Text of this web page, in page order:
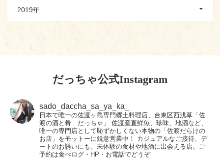
2019年
だっちゃ公式Instagram
sado_daccha_sa_ya_ka_
日本で唯一の佐渡ヶ島専門郷土料理店、台東区西浅草「佐
渡の酒と肴 だっちゃ」
佐渡産直鮮魚、珍味、地酒など、
唯一の専門店として恥ずかしくない本物の「佐渡だらけの
お店」をモットーに鋭意営業中！
カジュアルなご接待、デ
ートのお誘いにも。未体験の食材や地酒に出会える店。ご
予約は食べログ・HP・お電話でどうぞ